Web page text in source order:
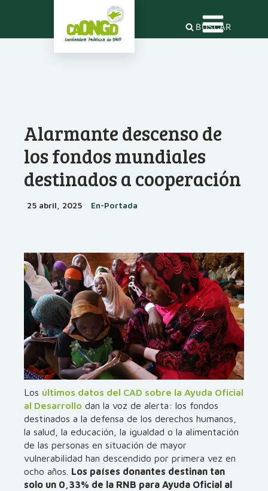
BUSCAR
Alarmante descenso de
los fondos mundiales
destinados a cooperación
25 abril, 2025 En-Portada
Los últimos datos del CAD sobre la Ayuda Oficial
al Desarrollo dan la voz de alerta: los fondos
destinados a la defensa de los derechos humanos,
la salud, la educación, la igualdad o la alimentación
de las personas en situación de mayor
vulnerabilidad han descendido por primera vez en
ocho años. Los países donantes destinan tan
solo un 0,33% de la RNB para Ayuda Oficial al